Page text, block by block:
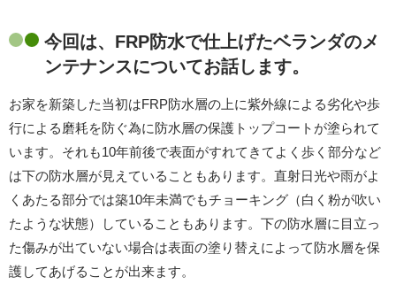
今回は、FRP防水で仕上げたベランダのメ
ンテナンスについてお話します。
お家を新築した当初はFRP防水層の上に紫外線による劣化や歩
行による磨耗を防ぐ為に防水層の保護トップコートが塗られて
います。それも10年前後で表面がすれてきてよく歩く部分など
は下の防水層が見えていることもあります。直射日光や雨がよ
くあたる部分では築10年未満でもチョーキング（白く粉が吹い
たような状態）していることもあります。下の防水層に目立っ
た傷みが出ていない場合は表面の塗り替えによって防水層を保
護してあげることが出来ます。